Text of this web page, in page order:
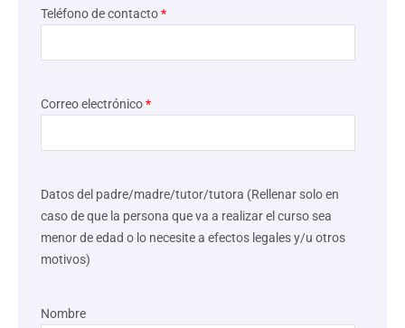
Teléfono de contacto*
Correo electrónico*
Datos del padre/madre/tutor/tutora (Rellenar solo en
caso de que la persona que va a realizar el curso sea
menor de edad o lo necesite a efectos legales y/u otros
motivos)
Nombre